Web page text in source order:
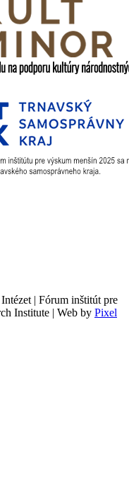
| Fórum inštitút pre
Institute | Web by Pixel